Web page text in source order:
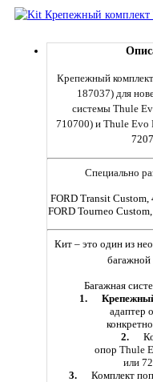
Крепежный комплект
187037) для
системы Thule
710700) и Thule Evo
Специально
FORD Transit Custom,
FORD Tourneo
Кит – это один из
багажной
Багажная
1.
адаптер
2.
опор Thule
или
3. Комплект